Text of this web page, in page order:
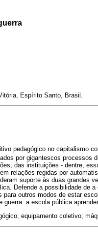
Espírito Santo, Brasil.
pedagógico no capitalismo
por gigantescos processos
das instituições - dentre,
relações regidas por
suporte às duas grandes
Defende a possibilidade de
outros modos de estar
a escola pública
equipamento coletivo;